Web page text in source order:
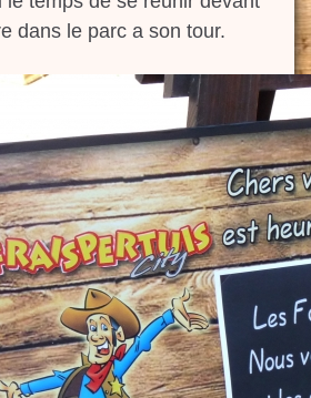
dans le parc a son tour.